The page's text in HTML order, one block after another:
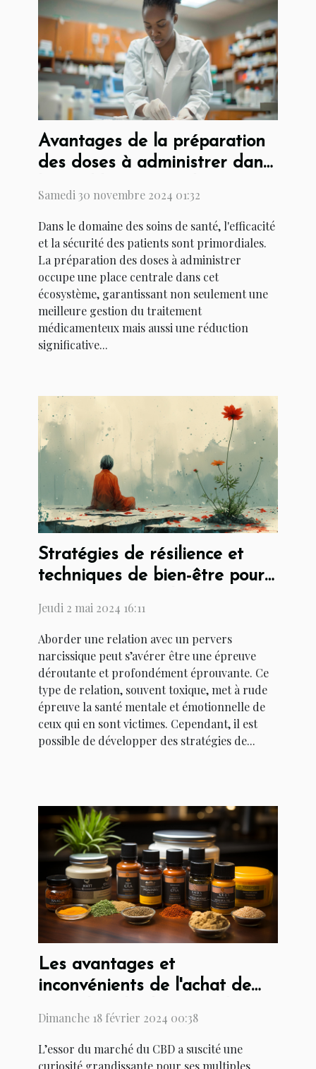
Avantages de la préparation
des doses à administrer dans
Samedi 30 novembre 2024 01:32
Dans le domaine des soins de santé, l'efficacité
et la sécurité des patients sont primordiales.
La préparation des doses à administrer
occupe une place centrale dans cet
écosystème, garantissant non seulement une
meilleure gestion du traitement
médicamenteux mais aussi une réduction
significative...
Stratégies de résilience et
techniques de bien-être pour
un pervers narcissique
Jeudi 2 mai 2024 16:11
Aborder une relation avec un pervers
narcissique peut s’avérer être une épreuve
déroutante et profondément éprouvante. Ce
type de relation, souvent toxique, met à rude
épreuve la santé mentale et émotionnelle de
ceux qui en sont victimes. Cependant, il est
possible de développer des stratégies de...
Les avantages et
inconvénients de l'achat de
tabac
Dimanche 18 février 2024 00:38
L’essor du marché du CBD a suscité une
curiosité grandissante pour ses multiples